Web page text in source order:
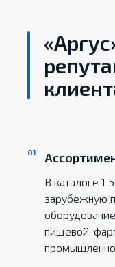
В каталоге 1
зарубежную
пищевой,